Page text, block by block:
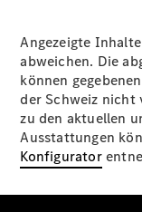
Angezeigte
abweichen. Die
können
der Schweiz
zu den aktuellen
Ausstattungen
Konfigurator